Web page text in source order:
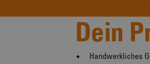
Dein
Handwerkliches